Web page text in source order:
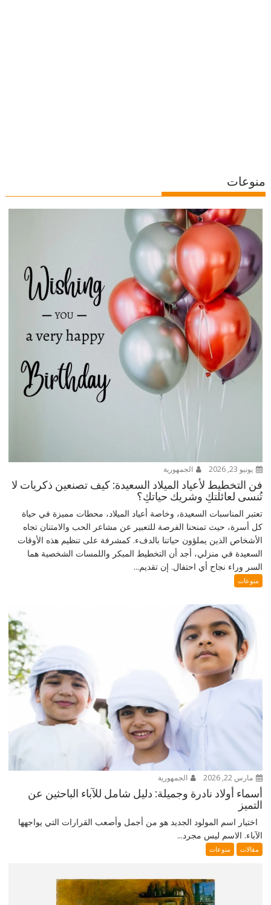
منوعات
يونيو 23, 2026 الجمهورية
فن التخطيط لأعياد الميلاد السعيدة: كيف تصنعين ذكريات لا
تُنسى لعائلتكِ وشريك حياتكِ؟
تعتبر المناسبات السعيدة، وخاصة أعياد الميلاد، محطات مميزة في حياة
كل أسرة، حيث تمنحنا الفرصة للتعبير عن مشاعر الحب والامتنان تجاه
الأشخاص الذين يملؤون حياتنا بالدفء. كمشرفة على تنظيم هذه الأوقات
السعيدة في منزلي، أجد أن التخطيط المبكر واللمسات الشخصية هما
السر وراء نجاح أي احتفال. إن تقديم...
منوعات
مارس 22, 2026 الجمهورية
أسماء أولاد نادرة وجميلة: دليل شامل للآباء الباحثين عن
التميز
اختيار اسم المولود الجديد هو من أجمل وأصعب القرارات التي يواجهها
الآباء. الاسم ليس مجرد...
مقالات منوعات